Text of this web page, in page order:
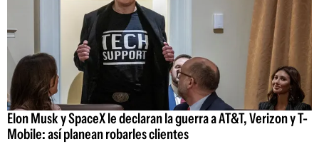
Elon Musk y SpaceX le declaran la guerra a AT&T, Verizon y T-
Mobile: así planean robarles clientes